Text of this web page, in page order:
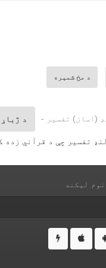
د مخ شمېره
(اسان) تفسیر - د
تفسیر چې د قرآني زده
لیکنه